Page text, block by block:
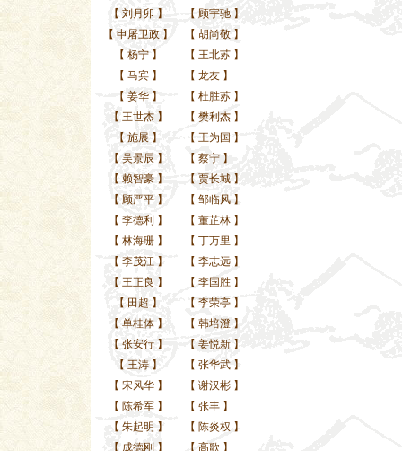
【 刘月卯 】 【 顾宇驰 】
【 申屠卫政】 【 胡尚敬 】
【 杨宁】 【 王北苏 】
【 马宾】 【 龙友 】
【 姜华】 【 杜胜苏 】
【 王世杰】 【 樊利杰 】
【 施展 】 【 王为国 】
【 吴景辰 】 【 蔡宁 】
【 赖智豪】 【 贾长城 】
【 顾严平】 【 邹临风 】
【 李德利 】 【 董芷林 】
【 林海珊】 【 丁万里 】
【 李茂江】 【 李志远 】
【 王正良 】 【 李国胜 】
【 田超 】 【 李荣亭 】
【 单桂体】 【 韩培澄 】
【 张安行】 【 姜悦新 】
【 王涛】 【 张华武 】
【 宋风华】 【 谢汉彬 】
【 陈希军】 【 张丰 】
【 朱起明 】 【 陈炎权 】
【 成德刚 】 【 高歌 】